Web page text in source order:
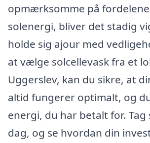
opmærksomme på
solenergi, bliver det stadig
holde sig ajour med
at vælge solcellevask fra et
Uggerslev, kan du sikre, at
altid fungerer optimalt, og
energi, du har betalt for. Tag
dag, og se hvordan din